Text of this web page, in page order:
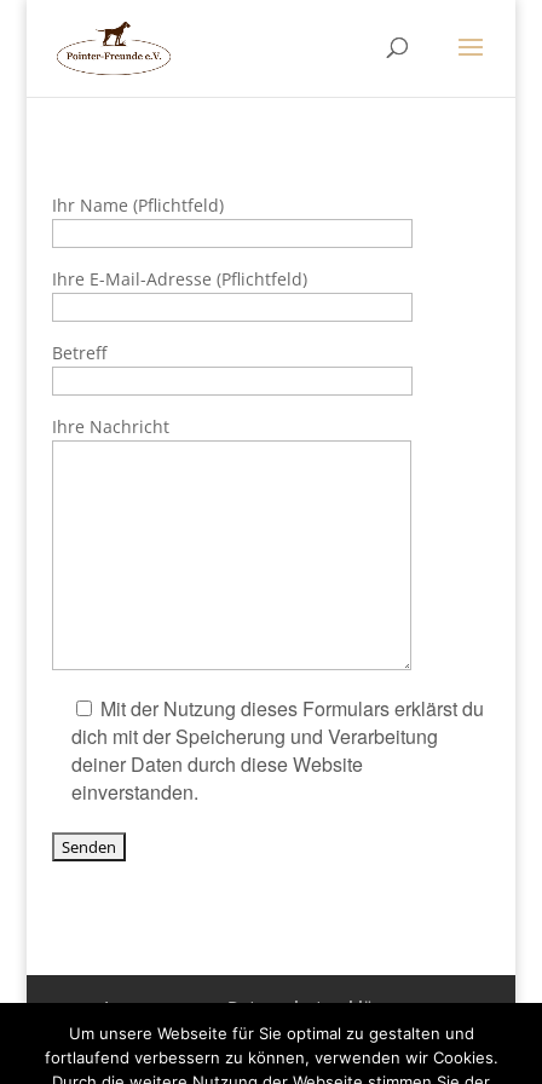
Ihr Name (Pflichtfeld)
Ihre E-Mail-Adresse (Pflichtfeld)
Betreff
Ihre Nachricht
Mit der Nutzung dieses Formulars erklärst du
dich mit der Speicherung und Verarbeitung
deiner Daten durch diese Website
einverstanden.
Impressum
Datenschutzerklärung
Disclaimer
Spenden und Hilfe
Kontakt
Newsletter
Um unsere Webseite für Sie optimal zu gestalten und
fortlaufend verbessern zu können, verwenden wir Cookies.